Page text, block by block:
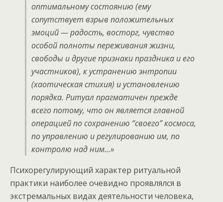
оптимальному состоянию (ему
сопутствует взрыв положительных
эмоций — радость, восторг, чувство
особой полноты переживания жизни,
свободы и другие признаки праздника и его
участников), к устранению энтропии
(хаотическая стихия) и установлению
порядка. Ритуал прагматичен прежде
всего потому, что он является главной
операцией по сохранению “своего” космоса,
по управлению и регулированию им, по
контролю над ним…»
Психорегулирующий характер ритуальной
практики наиболее очевидно проявлялся в
экстремальных видах деятельности человека,